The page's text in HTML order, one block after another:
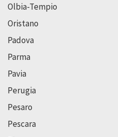
Olbia-Tempio
Oristano
Padova
Parma
Pavia
Perugia
Pesaro
Pescara